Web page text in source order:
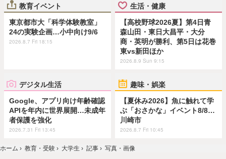
教育イベント
東京都市大「科学体験教室」
24の実験企画…小中向け9/6
2026.8.7 Fri 18:15
生活・健康
【高校野球2026夏】第4日青
森山田・東日大昌平・大分
商・英明が勝利、第5日は花巻
東vs新田ほか
2026.8.9 Sun 9:15
デジタル生活
Google、アプリ向け年齢確認
APIを年内に世界展開…未成年
者保護を強化
2026.7.31 Fri 13:45
趣味・娯楽
【夏休み2026】魚に触れて学
ぶ「おさかな」イベント8/8…
川崎市
2026.8.7 Fri 10:45
ホーム › 教育・受験 › 大学生 › 記事 › 写真・画像